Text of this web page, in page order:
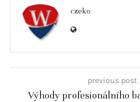
czeko
previous post
Výhody profesionálního